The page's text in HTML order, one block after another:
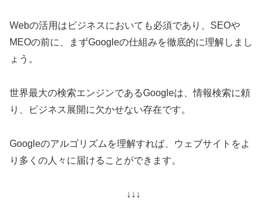
Webの活用はビジネスにおいても必須であり、SEOや
MEOの前に、まずGoogleの仕組みを徹底的に理解しまし
ょう。
世界最大の検索エンジンであるGoogleは、情報検索に頼
り、ビジネス展開に欠かせない存在です。
Googleのアルゴリズムを理解すれば、ウェブサイトをよ
り多くの人々に届けることができます。
↓↓↓